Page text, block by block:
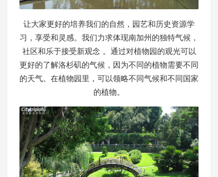
让大家更好的培养我们的自然，园艺和历史资源学
习，享受和灵感。我们力求体现南加州的独特气候，
社区和乐于接受新观念 。通过对植物园的观光可以
更好的了解洛杉矶的气候，因为不同的植物需要不同
的天气。在植物园里，可以领略不同气候和不同国家
的植物。